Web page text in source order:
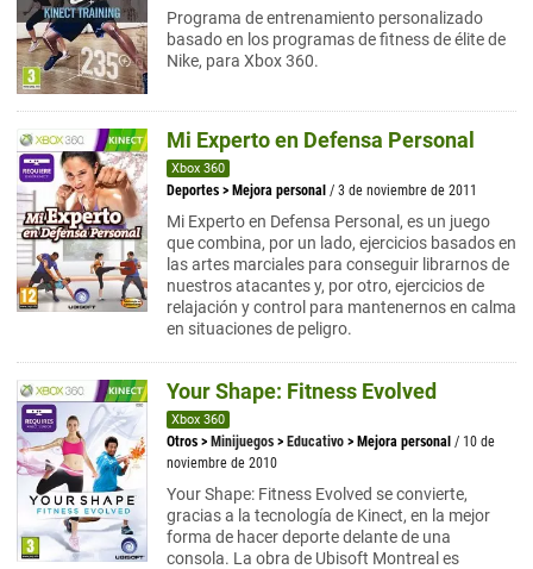
Programa de entrenamiento personalizado
basado en los programas de fitness de élite de
Nike, para Xbox 360.
Mi Experto en Defensa Personal
Xbox 360
Deportes > Mejora personal / 3 de noviembre de 2011
Mi Experto en Defensa Personal, es un juego
que combina, por un lado, ejercicios basados en
las artes marciales para conseguir librarnos de
nuestros atacantes y, por otro, ejercicios de
relajación y control para mantenernos en calma
en situaciones de peligro.
Your Shape: Fitness Evolved
Xbox 360
Otros > Minijuegos > Educativo > Mejora personal / 10 de
noviembre de 2010
Your Shape: Fitness Evolved se convierte,
gracias a la tecnología de Kinect, en la mejor
forma de hacer deporte delante de una
consola. La obra de Ubisoft Montreal es